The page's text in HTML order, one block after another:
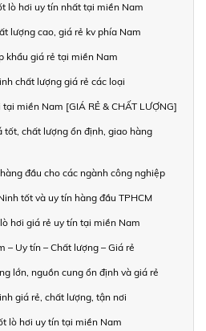
lò hơi uy tín nhất tại miền Nam
lượng cao, giá rẻ kv phía Nam
khẩu giá rẻ tại miền Nam
chất lượng giá rẻ các loại
miền Nam [GIÁ RẺ & CHẤT LƯỢNG]
tốt, chất lượng ổn định, giao hàng
đầu cho các ngành công nghiệp
tốt và uy tín hàng đầu TPHCM
hơi giá rẻ uy tín tại miền Nam
– Uy tín – Chất lượng – Giá rẻ
lớn, nguồn cung ổn định và giá rẻ
giá rẻ, chất lượng, tận nơi
lò hơi uy tín tại miền Nam